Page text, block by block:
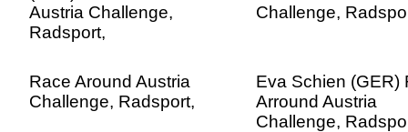
Race Around Austria
Challenge, Radsport,
Eva Schien (GER)
Arround Austria
Challenge,